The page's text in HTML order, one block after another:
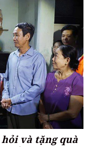
và tặng quà